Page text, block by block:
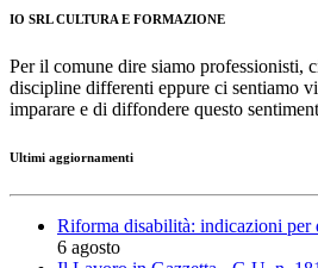
IO SRL CULTURA E FORMAZIONE
Per il comune dire siamo professionisti,
discipline differenti eppure ci sentiamo
imparare e di diffondere questo
Ultimi aggiornamenti
Riforma disabilità: indicazioni per
6 agosto